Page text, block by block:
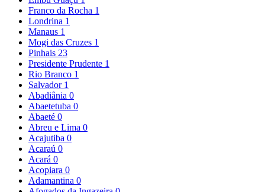
Franco da Rocha 1
Londrina 1
Manaus 1
Mogi das Cruzes 1
Pinhais 23
Presidente Prudente 1
Rio Branco 1
Salvador 1
Abadiânia 0
Abaetetuba 0
Abaeté 0
Abreu e Lima 0
Acajutiba 0
Acaraú 0
Acará 0
Acopiara 0
Adamantina 0